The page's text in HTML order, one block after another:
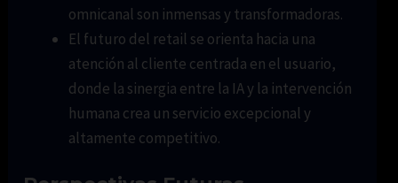
omnicanal son inmensas y transformadoras.
El futuro del retail se orienta hacia una
atención al cliente centrada en el usuario,
donde la sinergia entre la IA y la intervención
humana crea un servicio excepcional y
altamente competitivo.